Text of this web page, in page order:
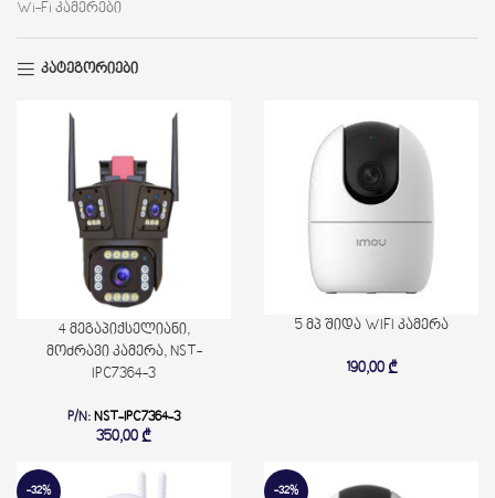
Wi-Fi კამერები
კატეგორიები
4 მეგაპიქსელიანი,
მოძრავი კამერა, NST-
IPC7364-3
P/N: NST-IPC7364-3
350,00 ₾
5 მპ შიდა WIFI კამერა
190,00 ₾
-32% -32%